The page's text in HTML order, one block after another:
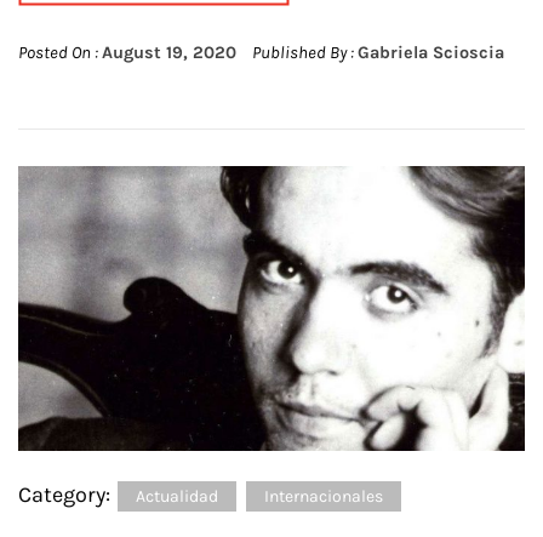
Posted On :August 19, 2020 Published By :Gabriela Scioscia
Category: Actualidad Internacionales